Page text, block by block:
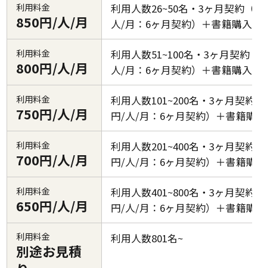
利用料金
850円/人/月
利用人数26~50名・3ヶ月契約（
人/月：6ヶ月契約）＋書籍購入代
利用料金
800円/人/月
利用人数51~100名・3ヶ月契約（
人/月：6ヶ月契約）＋書籍購入代
利用料金
750円/人/月
利用人数101~200名・3ヶ月契約
円/人/月：6ヶ月契約）＋書籍購
利用料金
700円/人/月
利用人数201~400名・3ヶ月契約
円/人/月：6ヶ月契約）＋書籍購
利用料金
650円/人/月
利用人数401~800名・3ヶ月契約
円/人/月：6ヶ月契約）＋書籍購
利用料金
別途お見積
利用人数801名~